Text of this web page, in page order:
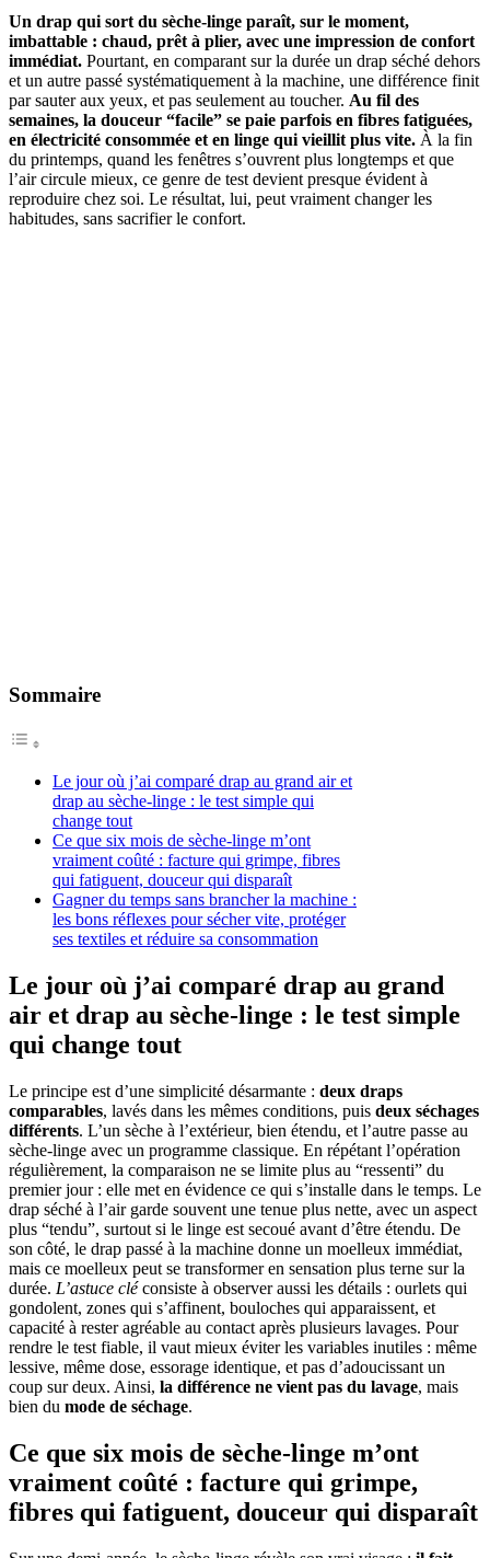
Un drap qui sort du sèche-linge paraît, sur le moment,
imbattable : chaud, prêt à plier, avec une impression de confort
immédiat. Pourtant, en comparant sur la durée un drap séché dehors
et un autre passé systématiquement à la machine, une différence finit
par sauter aux yeux, et pas seulement au toucher. Au fil des
semaines, la douceur “facile” se paie parfois en fibres fatiguées,
en électricité consommée et en linge qui vieillit plus vite. À la fin
du printemps, quand les fenêtres s’ouvrent plus longtemps et que
l’air circule mieux, ce genre de test devient presque évident à
reproduire chez soi. Le résultat, lui, peut vraiment changer les
habitudes, sans sacrifier le confort.
Sommaire
Le jour où j’ai comparé drap au grand air et
drap au sèche-linge : le test simple qui
change tout
Ce que six mois de sèche-linge m’ont
vraiment coûté : facture qui grimpe, fibres
qui fatiguent, douceur qui disparaît
Gagner du temps sans brancher la machine :
les bons réflexes pour sécher vite, protéger
ses textiles et réduire sa consommation
Le jour où j’ai comparé drap au grand
air et drap au sèche-linge : le test simple
qui change tout
Le principe est d’une simplicité désarmante : deux draps
comparables, lavés dans les mêmes conditions, puis deux séchages
différents. L’un sèche à l’extérieur, bien étendu, et l’autre passe au
sèche-linge avec un programme classique. En répétant l’opération
régulièrement, la comparaison ne se limite plus au “ressenti” du
premier jour : elle met en évidence ce qui s’installe dans le temps. Le
drap séché à l’air garde souvent une tenue plus nette, avec un aspect
plus “tendu”, surtout si le linge est secoué avant d’être étendu. De
son côté, le drap passé à la machine donne un moelleux immédiat,
mais ce moelleux peut se transformer en sensation plus terne sur la
durée. L’astuce cléconsiste à observer aussi les détails : ourlets qui
gondolent, zones qui s’affinent, bouloches qui apparaissent, et
capacité à rester agréable au contact après plusieurs lavages. Pour
rendre le test fiable, il vaut mieux éviter les variables inutiles : même
lessive, même dose, essorage identique, et pas d’adoucissant un
coup sur deux. Ainsi, la différence ne vient pas du lavage, mais
bien du mode de séchage.
Ce que six mois de sèche-linge m’ont
vraiment coûté : facture qui grimpe,
fibres qui fatiguent, douceur qui disparaît